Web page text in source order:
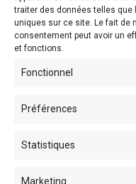
traiter des données telles que
uniques sur ce site. Le fait de
consentement peut avoir un
et fonctions.
Fonctionnel
Préférences
Statistiques
Marketing
CONTACT ET